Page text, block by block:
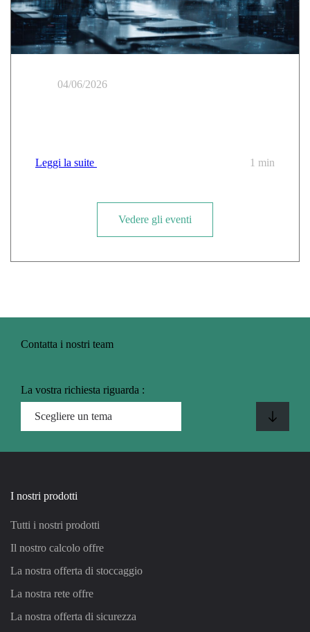
04/06/2026
Leggi la suite 1 min
Vedere gli eventi
Contatta i nostri team
La vostra richiesta riguarda :
I nostri prodotti
Tutti i nostri prodotti
Il nostro calcolo offre
La nostra offerta di stoccaggio
La nostra rete offre
La nostra offerta di sicurezza